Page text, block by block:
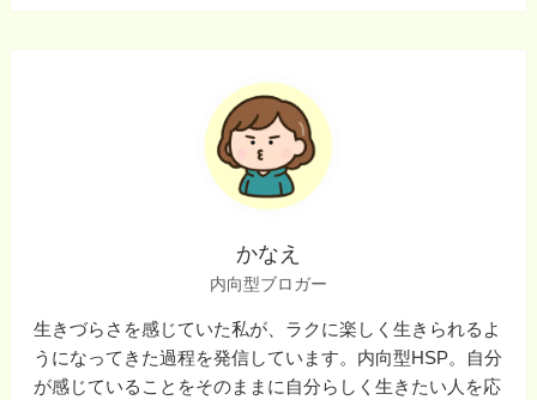
かなえ
内向型ブロガー
生きづらさを感じていた私が、ラクに楽しく生きられるよ
うになってきた過程を発信しています。内向型HSP。自分
が感じていることをそのままに自分らしく生きたい人を応